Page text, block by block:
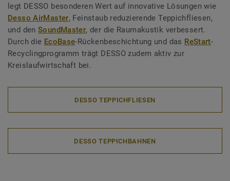
legt DESSO besonderen Wert auf innovative Lösungen wie
Desso AirMaster, Feinstaub reduzierende Teppichfliesen,
und denSoundMaster, der die Raumakustik verbessert.
Durch die EcoBase-Rückenbeschichtung und das ReStart-
Recyclingprogramm trägt DESSO zudem aktiv zur
Kreislaufwirtschaft bei.
DESSO TEPPICHFLIESEN
DESSO TEPPICHBAHNEN